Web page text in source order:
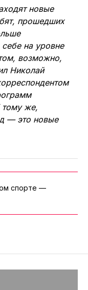
новые
прошедших
на уровне
возможно,
Николай
же,
— это новые
спорте —